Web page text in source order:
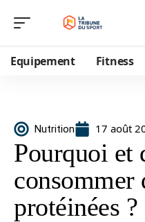
Equipement Fitness
Nutrition 17 août
Pourquoi et
consommer
protéinées ?